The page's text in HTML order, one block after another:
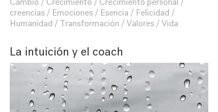
creencias
Emociones Esencia
Felicidad
Humanidad
Transformación Valores Vida
La intuición y el coach